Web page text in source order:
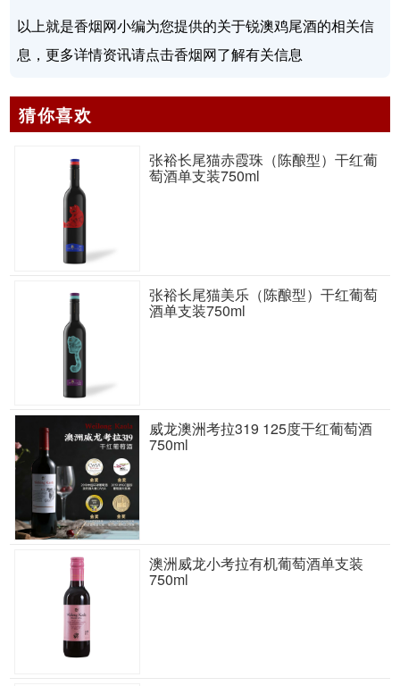
以上就是香烟网小编为您提供的关于锐澳鸡尾酒的相关信
息，更多详情资讯请点击香烟网了解有关信息
猜你喜欢
张裕长尾猫赤霞珠（陈酿型）干红葡
萄酒单支装750ml
张裕长尾猫美乐（陈酿型）干红葡萄
酒单支装750ml
威龙澳洲考拉319 125度干红葡萄酒
750ml
澳洲威龙小考拉有机葡萄酒单支装
750ml